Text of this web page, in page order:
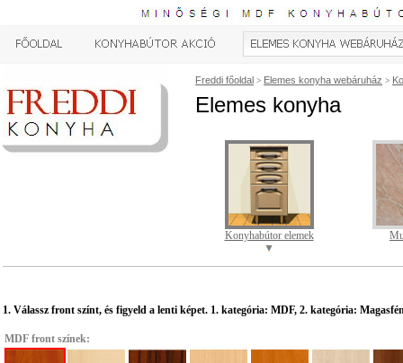
Freddi főoldal > Elemes konyha webáruház >
Elemes konyha
Konyhabútor elemek
1. Válassz front színt, és figyeld a lenti képet. 1. kategória: MDF, 2. kategória:
MDF front színek: